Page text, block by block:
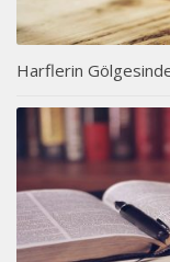
Harflerin